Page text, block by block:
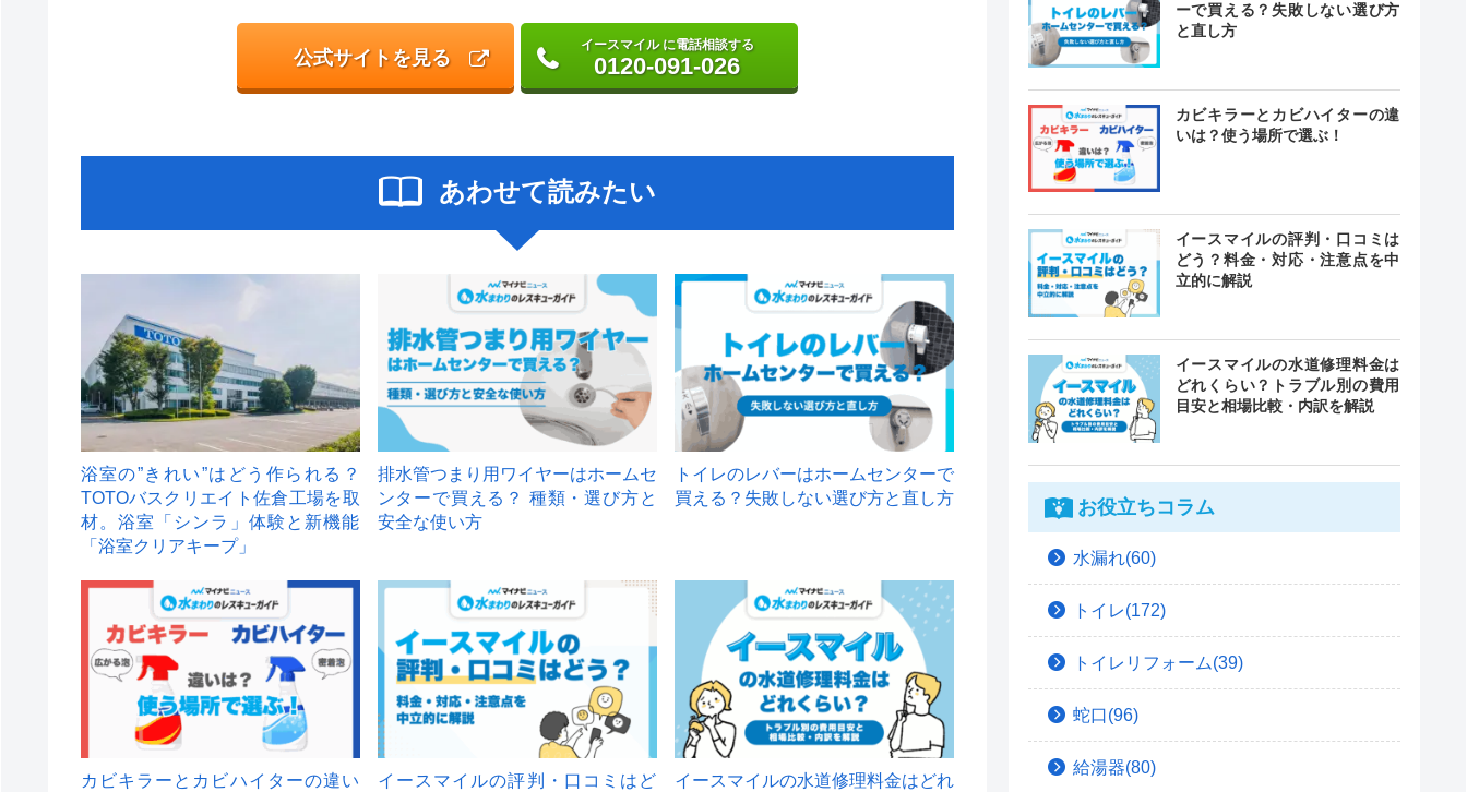
公式サイトを見る
イースマイル に電話相談する
0120-091-026
あわせて読みたい
浴室の”きれい”はどう作られる？
TOTOバスクリエイト佐倉工場を取
材。浴室「シンラ」体験と新機能
「浴室クリアキープ」
排水管つまり用ワイヤーはホームセ
ンターで買える？ 種類・選び方と
安全な使い方
トイレのレバーはホームセンターで
買える？失敗しない選び方と直し方
カビキラーとカビハイターの違い
イースマイルの評判・口コミはど
イースマイルの水道修理料金はどれ
ーで買える？失敗しない選び方
と直し方
カビキラーとカビハイターの違
いは？使う場所で選ぶ！
イースマイルの評判・口コミは
どう？料金・対応・注意点を中
立的に解説
イースマイルの水道修理料金は
どれくらい？トラブル別の費用
目安と相場比較・内訳を解説
お役立ちコラム
水漏れ(60)
トイレ(172)
トイレリフォーム(39)
蛇口(96)
給湯器(80)